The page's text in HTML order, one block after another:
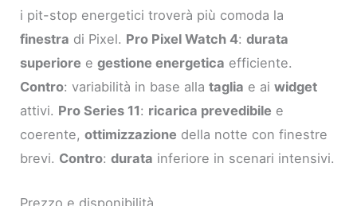
i pit-stop energetici troverà più comoda la
finestra di Pixel. Pro Pixel Watch 4:durata
superiore egestione energetica efficiente.
Contro: variabilità in base allataglia e aiwidget
attivi. Pro Series 11: ricarica prevedibile e
coerente,ottimizzazione della notte con finestre
brevi. Contro:durata inferiore in scenari intensivi.